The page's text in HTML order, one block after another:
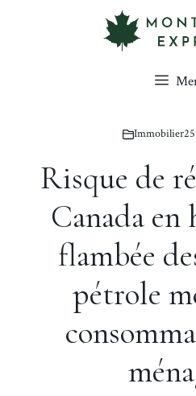
Immobilier
Risque de
Canada en
flambée
pétrole